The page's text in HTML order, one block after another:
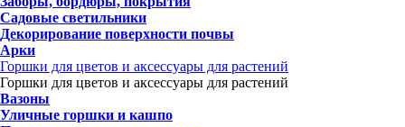
Садовые светильники
Декорирование поверхности почвы
Арки
Горшки для цветов и аксессуары для растений
Горшки для цветов и аксессуары для растений
Вазоны
Уличные горшки и кашпо